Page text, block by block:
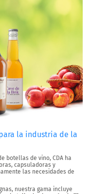
la industria de la
botellas de vino, CDA ha
capsuladoras y
las necesidades de
nuestra gama incluye